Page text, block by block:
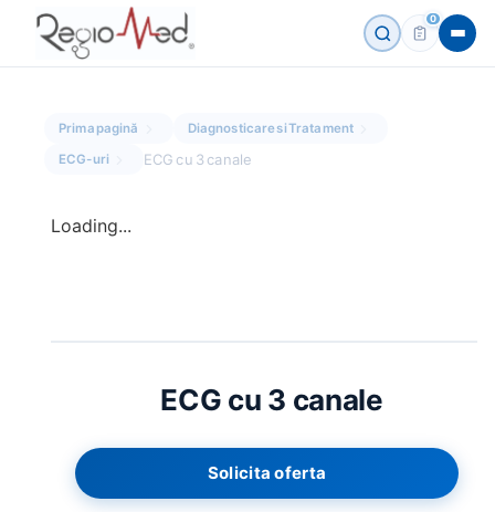
0
Prima pagină
Diagnosticare si Tratament
ECG-uri
ECG cu 3 canale
Loading...
ECG cu 3 canale
Solicita oferta